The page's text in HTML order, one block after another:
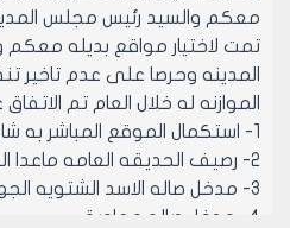
معكم والسيد رئيس مجلس
تمت لاختيار مواقع بديله
المدينه وحرصا على عدم تاخير
الموازنه له خلال العام تم
1- استكمال الموقع المباشر به شارع جامع الصديق
2- رصيف الحديقه العامه ماعدا الجزء امام حديقه الاحلام
3- مدخل صاله الاسد الشتويه الجهه الجنوبيه
4- مدخل صاله معاوية